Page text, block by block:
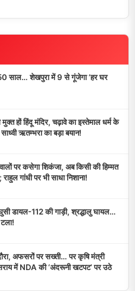
साल… शेखपुरा में 9 से गूंजेगा ‘हर घर
हों हिंदू मंदिर, चढ़ावे का इस्तेमाल धर्म के
ऋतम्भरा का बड़ा बयान!
पर कसेगा शिकंजा, अब किसी की हिम्मत
गांधी पर भी साधा निशाना!
डायल-112 की गाड़ी, श्रद्धालु घायल…
अफसरों पर सख्ती… पर कृषि मंत्री
में NDA की ‘अंदरूनी खटपट’ पर उठे